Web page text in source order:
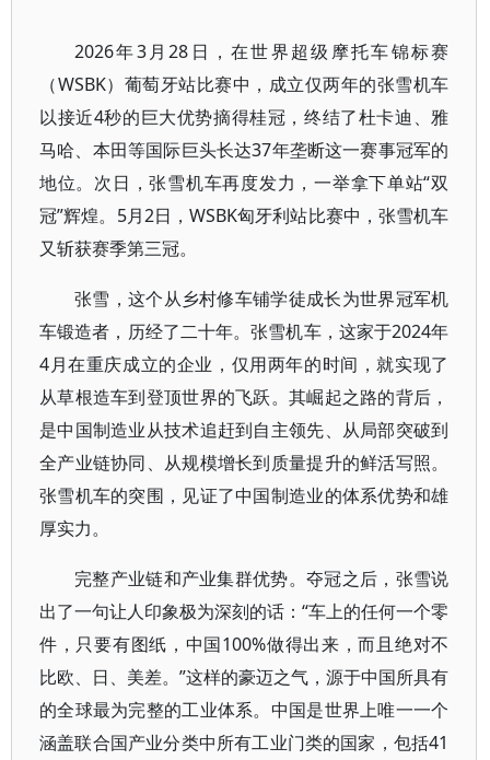
2026年3月28日，在世界超级摩托车锦标赛
（WSBK）葡萄牙站比赛中，成立仅两年的张雪机车
以接近4秒的巨大优势摘得桂冠，终结了杜卡迪、雅
马哈、本田等国际巨头长达37年垄断这一赛事冠军的
地位。次日，张雪机车再度发力，一举拿下单站“双
冠”辉煌。5月2日，WSBK匈牙利站比赛中，张雪机车
又斩获赛季第三冠。
张雪，这个从乡村修车铺学徒成长为世界冠军机
车锻造者，历经了二十年。张雪机车，这家于2024年
4月在重庆成立的企业，仅用两年的时间，就实现了
从草根造车到登顶世界的飞跃。其崛起之路的背后，
是中国制造业从技术追赶到自主领先、从局部突破到
全产业链协同、从规模增长到质量提升的鲜活写照。
张雪机车的突围，见证了中国制造业的体系优势和雄
厚实力。
完整产业链和产业集群优势。夺冠之后，张雪说
出了一句让人印象极为深刻的话：“车上的任何一个零
件，只要有图纸，中国100%做得出来，而且绝对不
比欧、日、美差。”这样的豪迈之气，源于中国所具有
的全球最为完整的工业体系。中国是世界上唯一一个
涵盖联合国产业分类中所有工业门类的国家，包括41